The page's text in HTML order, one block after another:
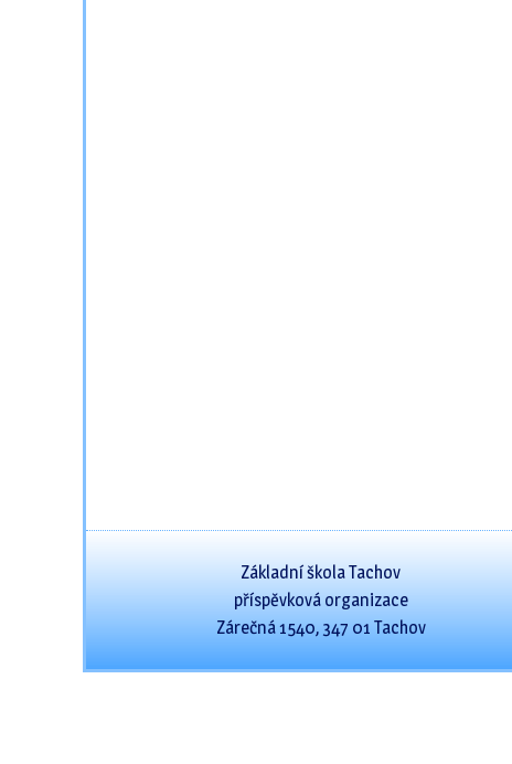
Základní škola Tachov
příspěvková organizace
Zárečná 1540, 347 01 Tachov